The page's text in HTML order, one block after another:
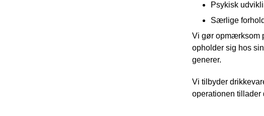
Psykisk
Særlige
Vi gør opmærksom
opholder sig hos
generer.
Vi tilbyder
operationen tillader